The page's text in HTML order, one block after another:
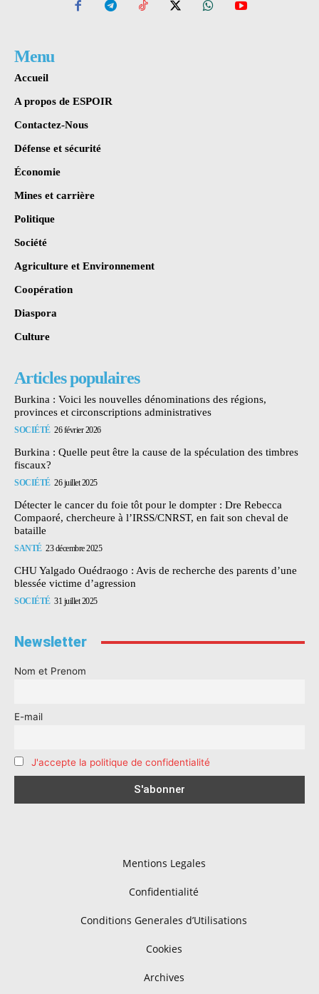
Menu
Accueil
A propos de ESPOIR
Contactez-Nous
Défense et sécurité
Économie
Mines et carrière
Politique
Société
Agriculture et Environnement
Coopération
Diaspora
Culture
Articles populaires
Burkina : Voici les nouvelles dénominations des régions,
provinces et circonscriptions administratives
SOCIÉTÉ 26 février 2026
Burkina : Quelle peut être la cause de la spéculation des timbres
fiscaux?
SOCIÉTÉ 26 juillet 2025
Détecter le cancer du foie tôt pour le dompter : Dre Rebecca
Compaoré, chercheure à l’IRSS/CNRST, en fait son cheval de
bataille
SANTÉ 23 décembre 2025
CHU Yalgado Ouédraogo : Avis de recherche des parents d’une
blessée victime d’agression
SOCIÉTÉ 31 juillet 2025
Newsletter
Nom et Prenom
E-mail
J'accepte la politique de confidentialité
Mentions Legales
Confidentialité
Conditions Generales d’Utilisations
Cookies
Archives